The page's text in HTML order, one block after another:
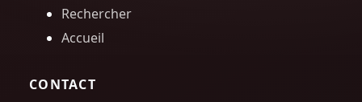
Rechercher
Accueil
CONTACT